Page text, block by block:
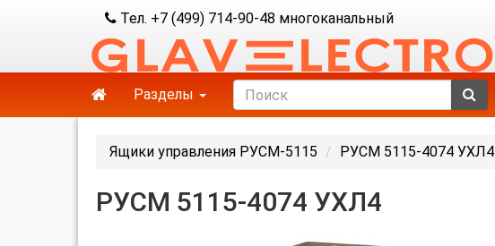
Тел. +7 (499) 714-90-48 многоканальный
Разделы
Ящики управления РУСМ-5115 РУСМ 5115-4074 УХЛ4
РУСМ 5115-4074 УХЛ4